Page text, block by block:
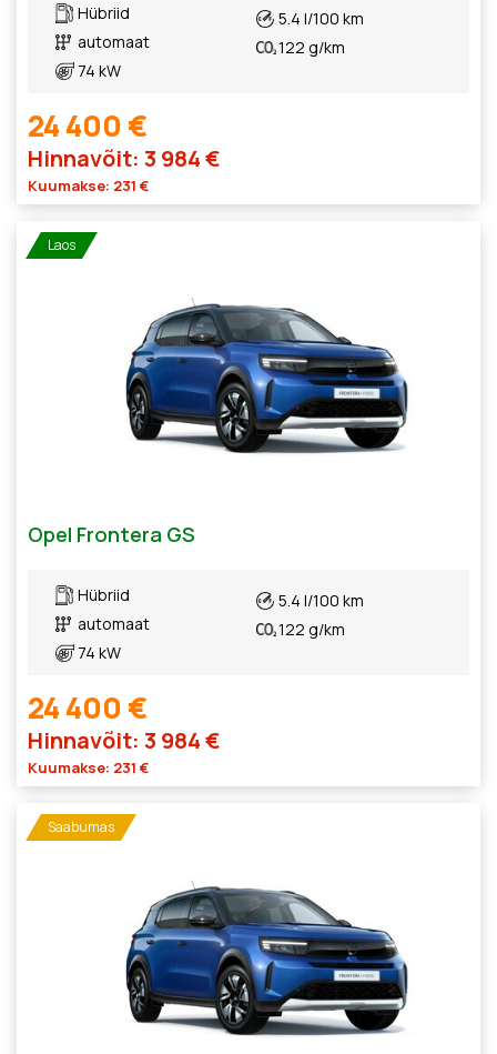
Hübriid
automaat
74 kW
5.4 l/100 km
122 g/km
24 400 €
Hinnavõit: 3 984 €
Kuumakse: 231 €
Laos
Opel Frontera GS
Hübriid
automaat
74 kW
5.4 l/100 km
122 g/km
24 400 €
Hinnavõit: 3 984 €
Kuumakse: 231 €
Saabumas